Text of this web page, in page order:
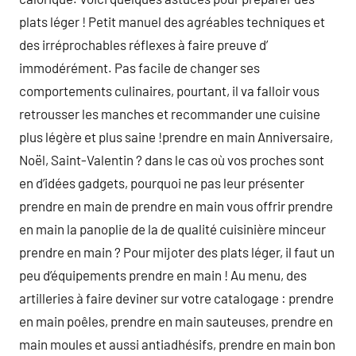
plats léger ! Petit manuel des agréables techniques et
des irréprochables réflexes à faire preuve d’
immodérément. Pas facile de changer ses
comportements culinaires, pourtant, il va falloir vous
retrousser les manches et recommander une cuisine
plus légère et plus saine !prendre en main Anniversaire,
Noël, Saint-Valentin ? dans le cas où vos proches sont
en d’idées gadgets, pourquoi ne pas leur présenter
prendre en main de prendre en main vous offrir prendre
en main la panoplie de la de qualité cuisinière minceur
prendre en main ? Pour mijoter des plats léger, il faut un
peu d’équipements prendre en main ! Au menu, des
artilleries à faire deviner sur votre catalogage : prendre
en main poêles, prendre en main sauteuses, prendre en
main moules et aussi antiadhésifs, prendre en main bon